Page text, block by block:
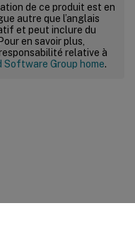
de ce produit est en
autre que l’anglais
et peut inclure du
en savoir plus,
relative à
Software Group home.